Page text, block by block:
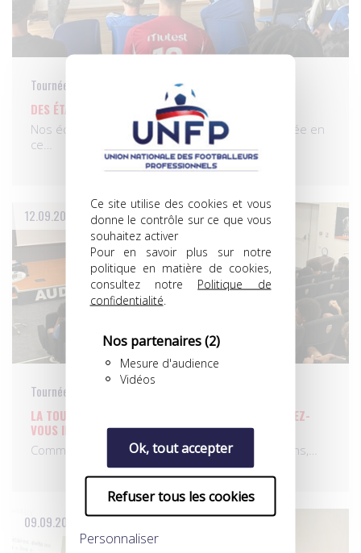
Ce site utilise des cookies et vous
donne le contrôle sur ce que vous
souhaitez activer
Pour en savoir plus sur notre
politique en matière de cookies,
consultez notre Politique de
confidentialité
Nos partenaires(2)
Mesure d'audience
Vidéos
Ok, tout accepter
Refuser tous les cookies
Personnaliser
Tournée des clubs
DES ÉTAPES À ANGERS, MARSEILLE STRASBOURG
Nos équipes poursuivent les réunions de rentrée en
ce…
12.09.2025
Tournée des clubs
LA TOURNÉE DES CENTRES DE FORMATION : UN RENDEZ-
VOUS INCONTOURNABLE DE L’UNFP
Comme chaque saison depuis plus de quinze ans,…
09.09.2024